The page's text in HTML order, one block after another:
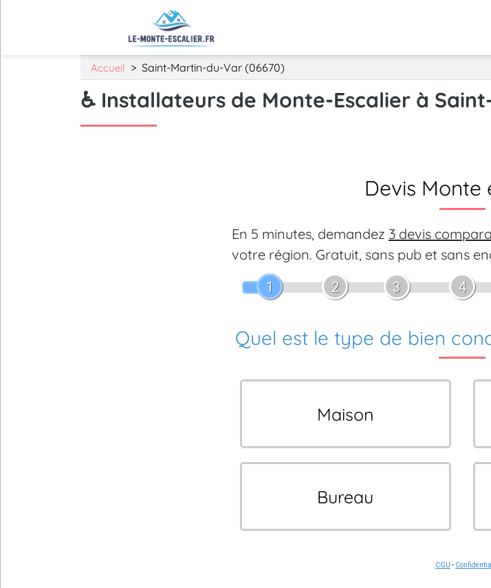
Accueil > Saint-Martin-du-Var (06670)
♿ Installateurs de Monte-Escalier à
Devis Monte
En 5 minutes, demandez 3 devis
votre région. Gratuit, sans pub et sans
1 2 3 4
Quel est le type de bien
Maison
Bureau
CGU -